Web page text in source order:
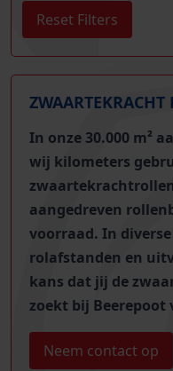
In onze 30.000 m²
wij kilometers
aangedreven
voorraad. In
rolafstanden en
kans dat jij de
zoekt bij
Neem contact op